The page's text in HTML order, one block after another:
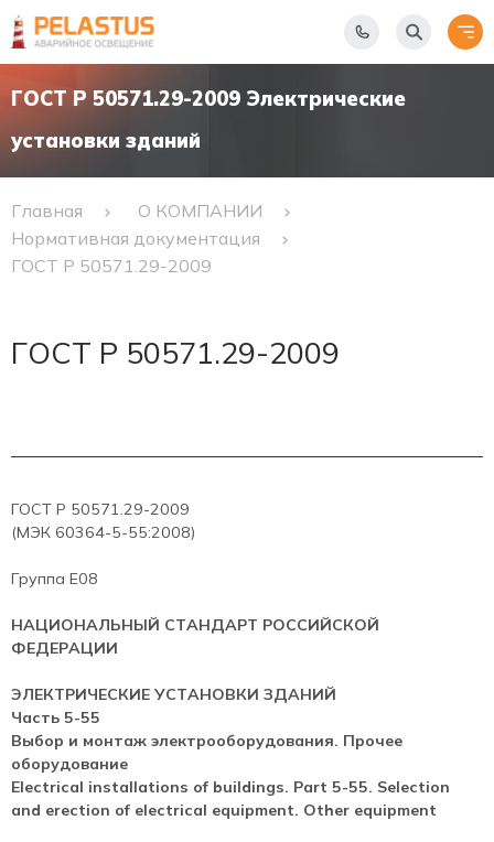
ГОСТ Р 50571.29-2009 Электрические
установки зданий
Главная
О КОМПАНИИ
Нормативная документация
ГОСТ Р 50571.29-2009
ГОСТ Р 50571.29-2009
ГОСТ Р 50571.29-2009
(МЭК 60364-5-55:2008)
Группа Е08
НАЦИОНАЛЬНЫЙ СТАНДАРТ РОССИЙСКОЙ
ФЕДЕРАЦИИ
ЭЛЕКТРИЧЕСКИЕ УСТАНОВКИ ЗДАНИЙ
Часть 5-55
Выбор и монтаж электрооборудования. Прочее
оборудование
Electrical installations of buildings. Part 5-55. Selection
and erection of electrical equipment. Other equipment